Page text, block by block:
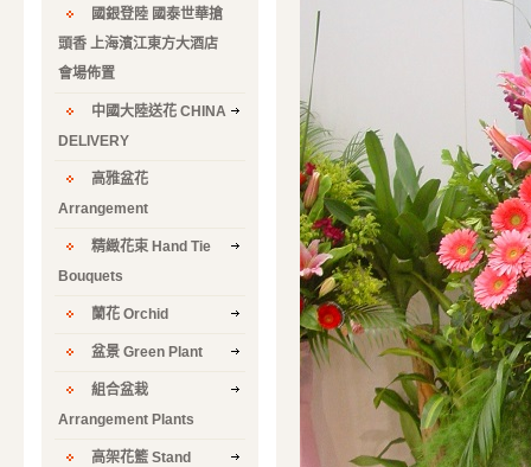
國銀登陸 國泰世華搶
頭香 上海濱江東方大酒店
會場佈置
中國大陸送花 CHINA
DELIVERY
高雅盆花
Arrangement
精緻花束 Hand Tie
Bouquets
蘭花 Orchid
盆景 Green Plant
組合盆栽
Arrangement Plants
高架花籃 Stand